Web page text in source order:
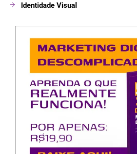
Identidade Visual